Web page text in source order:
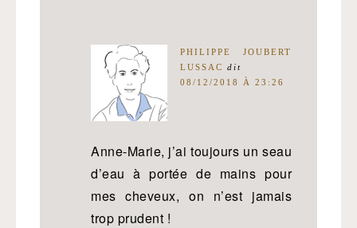
PHILIPPE JOUBERT
LUSSAC dit
08/12/2018 À 23:26
Anne-Marie, j’ai toujours un seau
d’eau à portée de mains pour
mes cheveux, on n’est jamais
trop prudent !